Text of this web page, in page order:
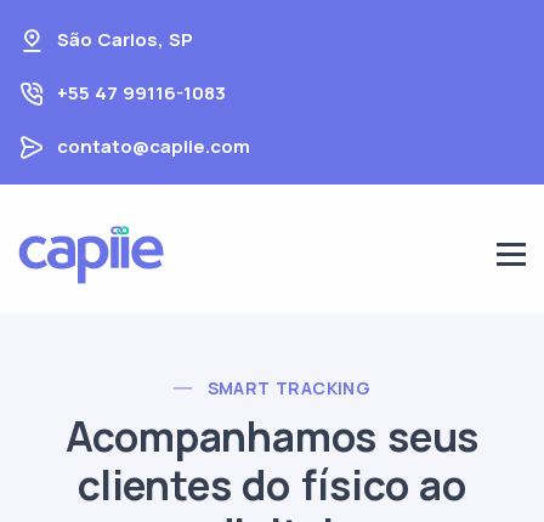
São Carlos, SP
+55 47 99116-1083
contato@capiie.com
SMART TRACKING
Acompanhamos seus
clientes do físico ao